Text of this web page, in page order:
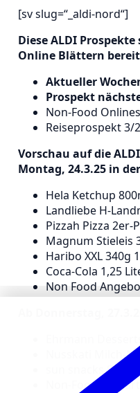
[sv slug=“_aldi-nord“]
Diese ALDI
Online Blättern
Aktueller
Prospekt
Non-Food
Reiseprospekt 3/
Vorschau auf die
Montag, 24.3.25 in
Hela Ketchup
Landliebe H-
Pizzah Pizza 2er-
Magnum Stieleis
Haribo XXL 340g
Coca-Cola 1,25
Non Food
Ehrmann
Nusskati Milch-
sun snacks
Non-Food: